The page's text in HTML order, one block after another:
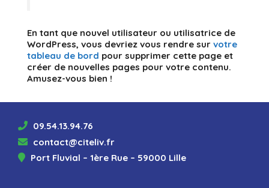
En tant que nouvel utilisateur ou utilisatrice de
WordPress, vous devriez vous rendre sur votre
tableau de bord pour supprimer cette page et
créer de nouvelles pages pour votre contenu.
Amusez-vous bien !
09.54.13.94.76
contact@citeliv.fr
Port Fluvial – 1ère Rue – 59000 Lille